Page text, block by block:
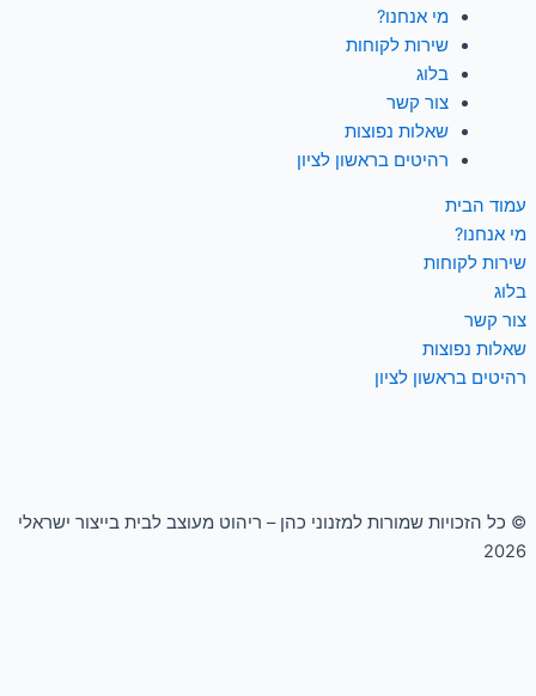
מי אנחנו?
שירות לקוחות
בלוג
צור קשר
שאלות נפוצות
רהיטים בראשון לציון
עמוד הבית
מי אנחנו?
שירות לקוחות
בלוג
צור קשר
שאלות נפוצות
רהיטים בראשון לציון
© כל הזכויות שמורות למזנוני כהן – ריהוט מעוצב לבית בייצור ישראלי
2026